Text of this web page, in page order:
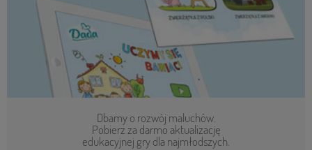
Dbamy o rozwój maluchów.
Pobierz za darmo aktualizację
edukacyjnej gry dla najmłodszych.